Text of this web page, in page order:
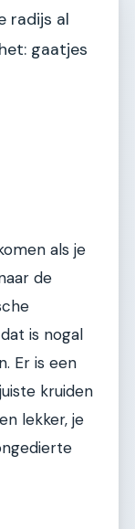
radijs al
gaatjes
als je
de
is nogal
Er is een
kruiden
lekker, je